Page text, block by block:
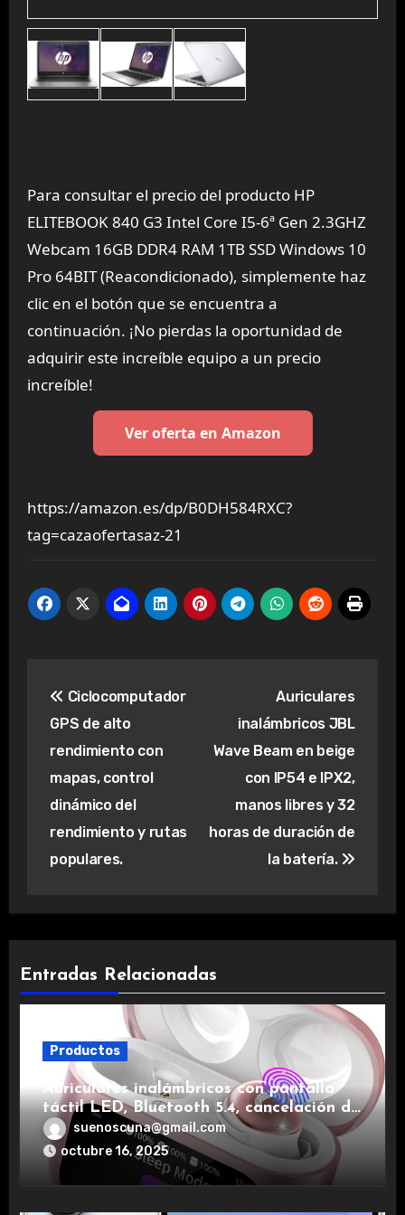
Para consultar el precio del producto HP
ELITEBOOK 840 G3 Intel Core I5-6ª Gen 2.3GHZ
Webcam 16GB DDR4 RAM 1TB SSD Windows 10
Pro 64BIT (Reacondicionado), simplemente haz
clic en el botón que se encuentra a
continuación. ¡No pierdas la oportunidad de
adquirir este increíble equipo a un precio
increíble!
Ver oferta en Amazon
https://amazon.es/dp/B0DH584RXC?
tag=cazaofertasaz-21
de
entradas
Ciclocomputador
GPS de alto
rendimiento con
mapas, control
dinámico del
rendimiento y rutas
populares.
Auriculares
inalámbricos JBL
Wave Beam en beige
con IP54 e IPX2,
manos libres y 32
horas de duración de
la batería.
Entradas Relacionadas
Productos
Auriculares inalámbricos con pantalla
táctil LED, Bluetooth 5.4, cancelación de
ruido, impermeables y de larga duración.
suenoscuna@gmail.com
octubre 16, 2025